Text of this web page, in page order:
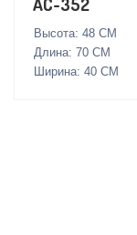
Высота: 48 СМ
Длина: 70 СМ
Ширина: 40 СМ